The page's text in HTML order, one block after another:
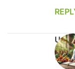
9. jul